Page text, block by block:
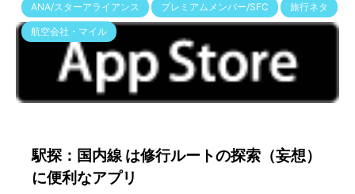
ANA/スターアライアンス プレミアムメンバー/SFC 旅行ネタ
航空会社・マイル
駅探：国内線 は修行ルートの探索（妄想）
に便利なアプリ